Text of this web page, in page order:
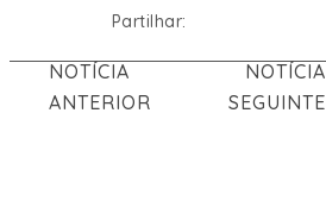
Partilhar:
NOTÍCIA
ANTERIOR
NOTÍCIA
SEGUINTE